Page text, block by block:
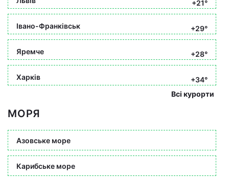
+21°
Івано-Франківськ +29°
Яремче +28°
Харків
+34°
Всі курорти
МОРЯ
Азовське море
Карибське море